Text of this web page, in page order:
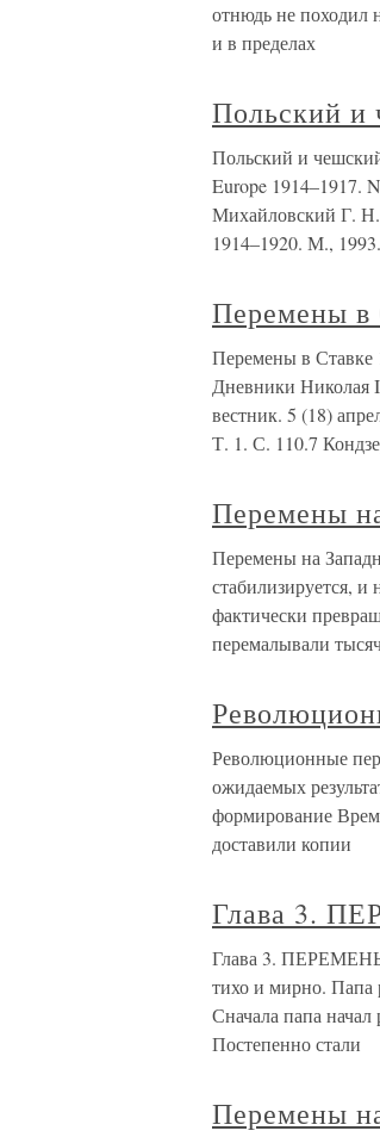
отнюдь не походил
и в пределах
Польский и
Польский и
Europe 1914–1917.
Михайловский Г. Н.
1914–1920. М.,
Перемены в
Перемены в Ставке
Дневники Николая
вестник. 5 (18)
Т. 1. С. 110.7
Перемены
Перемены на
стабилизируется,
фактически
перемалывали
Революционные
ожидаемых
формирование
доставили копии
Глава 3.
Глава 3.
тихо и мирно. Папа
Сначала папа начал
Постепенно стали
Перемены